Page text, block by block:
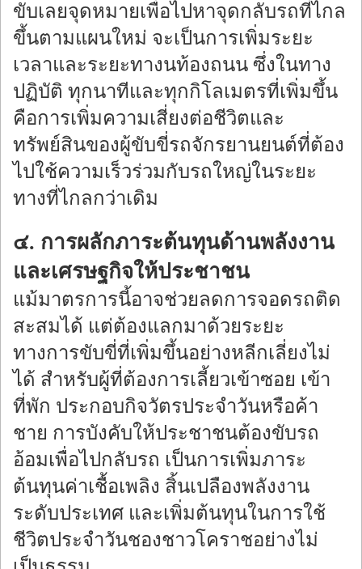
ขับเลยจุดหมายเพื่อไปหาจุดกลับรถที่ไกล
ขึ้นตามแผนใหม่ จะเป็นการเพิ่มระยะ
เวลาและระยะทางนท้องถนน ซึ่งในทาง
ปฏิบัติ ทุกนาทีและทุกกิโลเมตรที่เพิ่มขึ้น
คือการเพิ่มความเสี่ยงต่อชีวิตและ
ทรัพย์สินของผู้ขับขี่รถจักรยานยนต์ที่ต้อง
ไปใช้ความเร็วร่วมกับรถใหญ่ในระยะ
ทางที่ไกลกว่าเดิม
๔. การผลักภาระต้นทุนด้านพลังงาน
และเศรษฐกิจให้ประชาชน
แม้มาตรการนี้อาจช่วยลดการจอดรถติด
สะสมได้ แต่ต้องแลกมาด้วยระยะ
ทางการขับขี่ที่เพิ่มขึ้นอย่างหลีกเลี่ยงไม่
ได้ สำหรับผู้ที่ต้องการเลี้ยวเข้าซอย เข้า
ที่พัก ประกอบกิจวัตรประจำวันหรือค้า
ชาย การบังคับให้ประชาชนต้องขับรถ
อ้อมเพื่อไปกลับรถ เป็นการเพิ่มภาระ
ต้นทุนค่าเชื้อเพลิง สิ้นเปลืองพลังงาน
ระดับประเทศ และเพิ่มต้นทุนในการใช้
ชีวิตประจำวันชองชาวโคราชอย่างไม่